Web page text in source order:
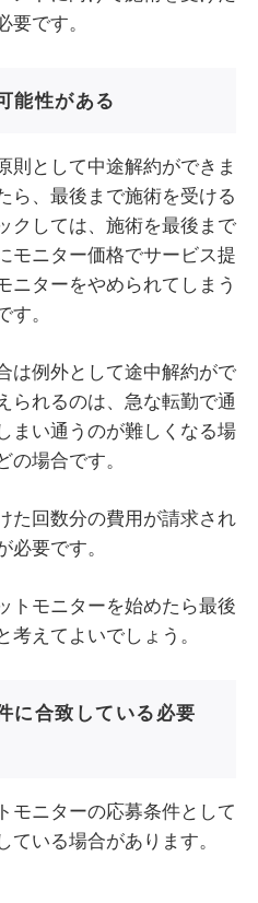
要です。
能性がある
則として中途解約ができま
ら、最後まで施術を受ける
クしては、施術を最後まで
モニター価格でサービス提
ニターをやめられてしまう
。
は例外として途中解約がで
られるのは、急な転勤で通
まい通うのが難しくなる場
場合です。
た回数分の費用が請求され
必要です。
トモニターを始めたら最後
考えてよいでしょう。
に合致している必要
モニターの応募条件として
いる場合があります。